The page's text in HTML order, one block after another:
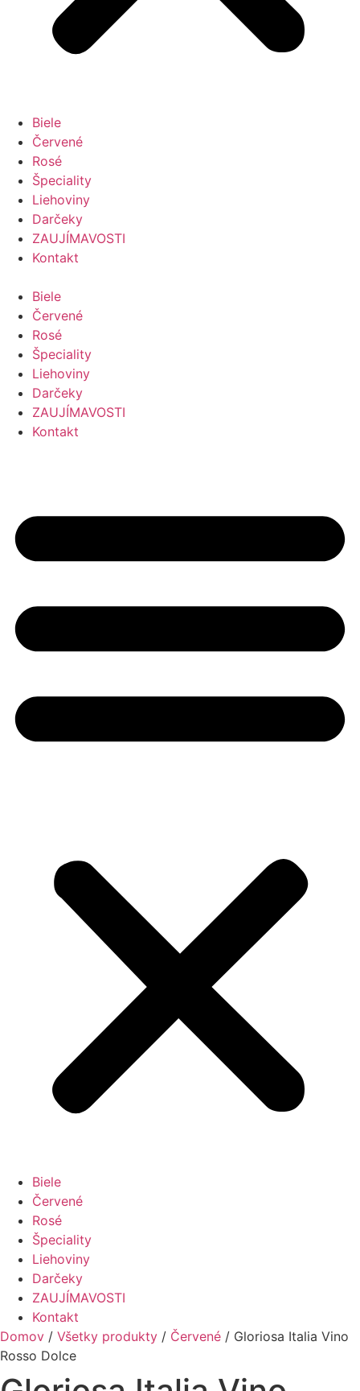
Biele
Červené
Rosé
Špeciality
Liehoviny
Darčeky
ZAUJÍMAVOSTI
Kontakt
Biele
Červené
Rosé
Špeciality
Liehoviny
Darčeky
ZAUJÍMAVOSTI
Kontakt
Biele
Červené
Rosé
Špeciality
Liehoviny
Darčeky
ZAUJÍMAVOSTI
Kontakt
Domov / Všetky produkty / Červené / Gloriosa Italia Vino
Rosso Dolce